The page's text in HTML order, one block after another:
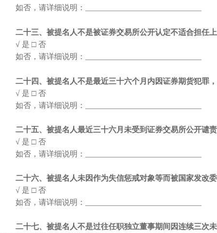
如否，请详细说明：
二十三、被提名人不是被证券交易所公开认定不适合担任
√ 是 □ 否
如否，请详细说明：
二十四、被提名人不是最近三十六个月内因证券期货犯罪
√ 是 □ 否
如否，请详细说明：
二十五、被提名人最近三十六月未受到证券交易所公开谴
√ 是 □ 否
如否，请详细说明：
二十六、被提名人未因作为失信惩戒对象等而被国家发改
√ 是 □ 否
如否，请详细说明：
二十七、被提名人不是过往任职独立董事期间因连续三次